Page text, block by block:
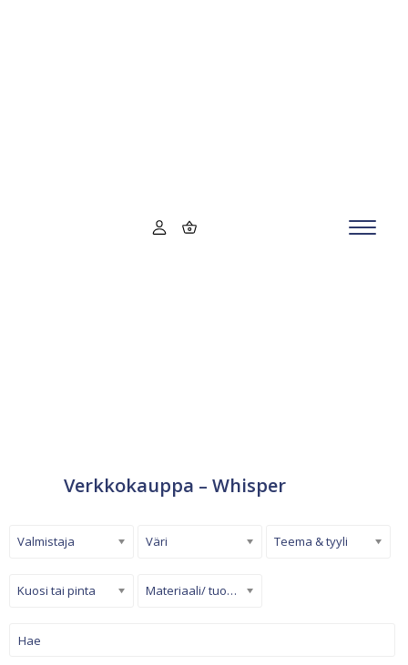
Verkkokauppa – Whisper
Valmistaja Väri Teema & tyyli
Kuosi tai pinta Materiaali/ tuotetyyppi